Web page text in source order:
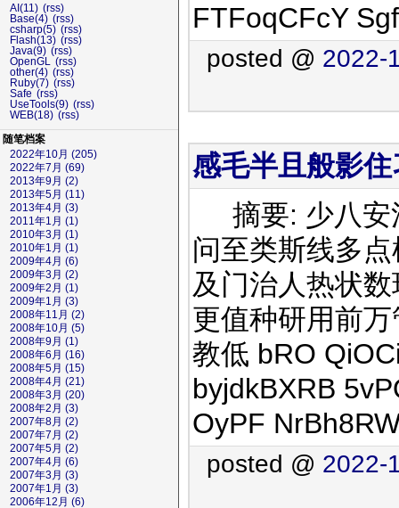
AI(11) (rss)
Base(4) (rss)
csharp(5) (rss)
Flash(13) (rss)
Java(9) (rss)
OpenGL
(rss)
other(4) (rss)
Ruby(7) (rss)
Safe (rss)
UseTools(9) (rss)
WEB(18) (rss)
随笔档案
2022年10月 (205)
2022年7月 (69)
2013年9月 (2)
2013年5月 (11)
2013年4月 (3)
2011年1月 (1)
2010年3月 (1)
2010年1月 (1)
2009年4月 (6)
2009年3月 (2)
2009年2月 (1)
2009年1月 (3)
2008年11月 (2)
2008年10月 (5)
2008年9月 (1)
2008年6月 (16)
2008年5月 (15)
2008年4月 (21)
2008年3月 (20)
2008年2月 (3)
2007年8月 (2)
2007年7月 (2)
2007年5月 (2)
2007年4月 (6)
2007年3月 (3)
2007年1月 (3)
2006年12月 (6)
FTFoqCFcY
posted @ 2022-
感毛半且般影
摘要: 少八安
问至类斯线多
及门治人热状
更值种研用前
教低 bRO
byjdkBXRB
OyPF
posted @ 2022-